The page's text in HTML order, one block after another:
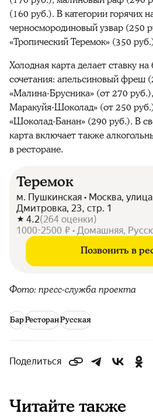
(160 руб.). В категории горячих
черносмородиновый узвар (250
«Тропический Теремок» (350
Холодная карта делает ставку
сочетания: апельсиновый фреш
«Малина-Брусника» (от 270
Маракуйя-Шоколад» (от 250
«Шоколад-Банан» (290 руб.). В
карта включает также
в ресторане.
Теремок
м. Пушкинская • Москва,
Дмитровка, 23, стр. 1
4.2(264 оценки)
1000-2500 ₽ • Домашняя,
Позвонить в
Фото: пресс-служба проекта
БарРесторанРусская
Поделиться
Читайте также